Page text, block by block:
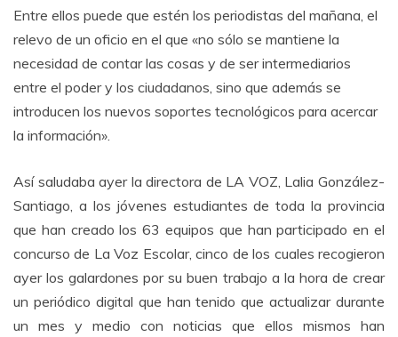
Entre ellos puede que estén los periodistas del mañana, el
relevo de un oficio en el que «no sólo se mantiene la
necesidad de contar las cosas y de ser intermediarios
entre el poder y los ciudadanos, sino que además se
introducen los nuevos soportes tecnológicos para acercar
la información».
Así saludaba ayer la directora de LA VOZ, Lalia González-
Santiago, a los jóvenes estudiantes de toda la provincia
que han creado los 63 equipos que han participado en el
concurso de La Voz Escolar, cinco de los cuales recogieron
ayer los galardones por su buen trabajo a la hora de crear
un periódico digital que han tenido que actualizar durante
un mes y medio con noticias que ellos mismos han